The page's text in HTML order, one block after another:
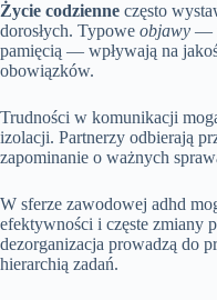
Życie codzienne często
dorosłych. Typowe objawy —
pamięcią — wpływają na
obowiązków.
Trudności w komunikacji
izolacji. Partnerzy odbierają
zapominanie o ważnych
W sferze zawodowej adhd
efektywności i częste zmiany
dezorganizacja prowadzą do
hierarchią zadań.